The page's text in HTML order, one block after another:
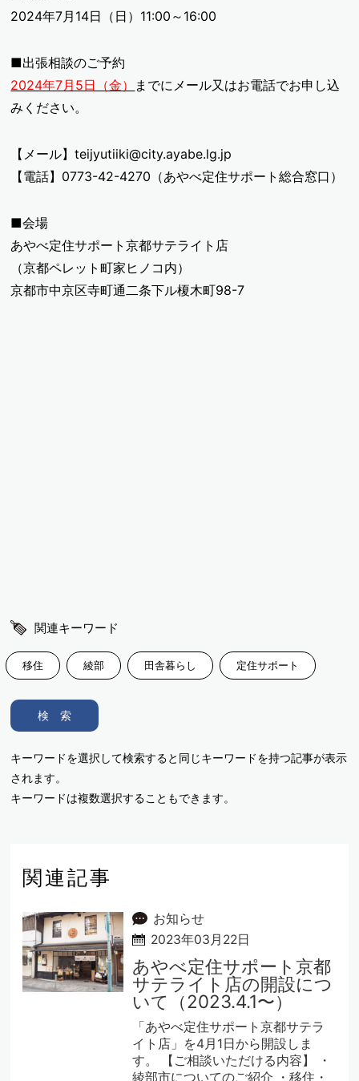
2024年7月14日（日）11:00～16:00
■出張相談のご予約
2024年7月5日（金）
までにメール又はお電話でお申し込
みください。
【メール】teijyutiiki@city.ayabe.lg.jp
【電話】0773-42-4270（あやべ定住サポート総合窓口）
■会場
あやべ定住サポート京都サテライト店
（京都ペレット町家ヒノコ内）
京都市中京区寺町通二条下ル榎木町98-7
関連キーワード
移住 綾部 田舎暮らし 定住サポート
キーワードを選択して検索すると同じキーワードを持つ記事が表示
されます。
キーワードは複数選択することもできます。
検 索
関連記事
お知らせ
2023年03月22日
あやべ定住サポート京都
サテライト店の開設につ
いて（2023.4.1〜）
「あやべ定住サポート京都サテラ
イト店」を4月1日から開設しま
す。 【ご相談いただける内容】 ・
綾部市についてのご紹介 ・移住・